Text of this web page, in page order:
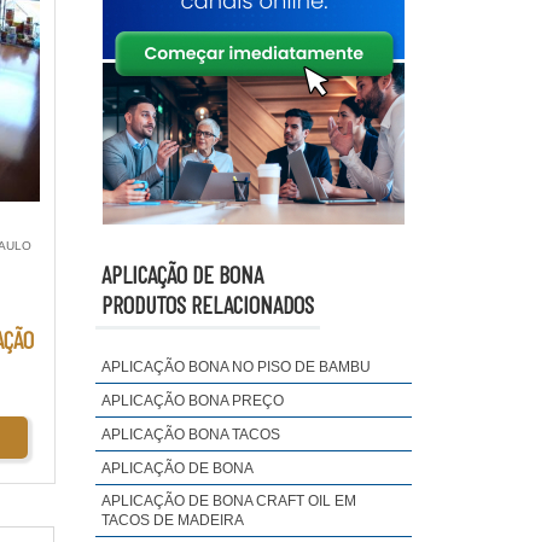
APLICAÇÃO DE BONA
PRODUTOS RELACIONADOS
APLICAÇÃO BONA NO PISO DE BAMBU
APLICAÇÃO BONA PREÇO
APLICAÇÃO BONA TACOS
APLICAÇÃO DE BONA
APLICAÇÃO DE BONA CRAFT OIL EM
TACOS DE MADEIRA